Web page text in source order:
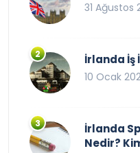
31 Ağustos
İrlanda İş
10 Ocak
İrlanda
Nedir?